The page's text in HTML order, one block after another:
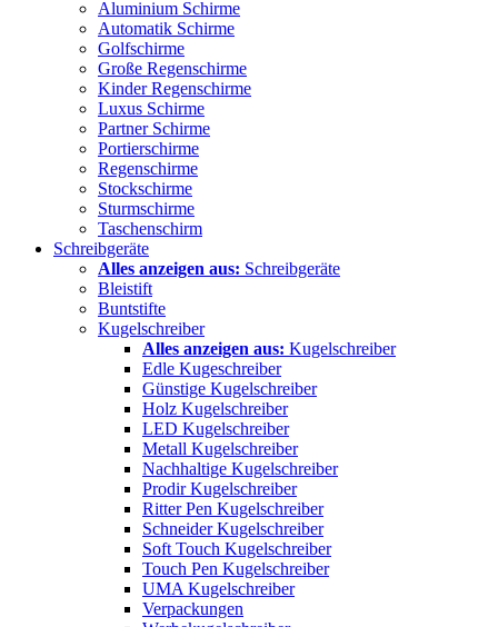
Aluminium Schirme
Automatik Schirme
Golfschirme
Große Regenschirme
Kinder Regenschirme
Luxus Schirme
Partner Schirme
Portierschirme
Regenschirme
Stockschirme
Sturmschirme
Taschenschirm
Schreibgeräte
Alles anzeigen aus: Schreibgeräte
Bleistift
Buntstifte
Kugelschreiber
Alles anzeigen aus: Kugelschreiber
Edle Kugeschreiber
Günstige Kugelschreiber
Holz Kugelschreiber
LED Kugelschreiber
Metall Kugelschreiber
Nachhaltige Kugelschreiber
Prodir Kugelschreiber
Ritter Pen Kugelschreiber
Schneider Kugelschreiber
Soft Touch Kugelschreiber
Touch Pen Kugelschreiber
UMA Kugelschreiber
Verpackungen